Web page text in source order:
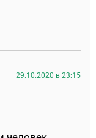
29.10.2020 в 23:15